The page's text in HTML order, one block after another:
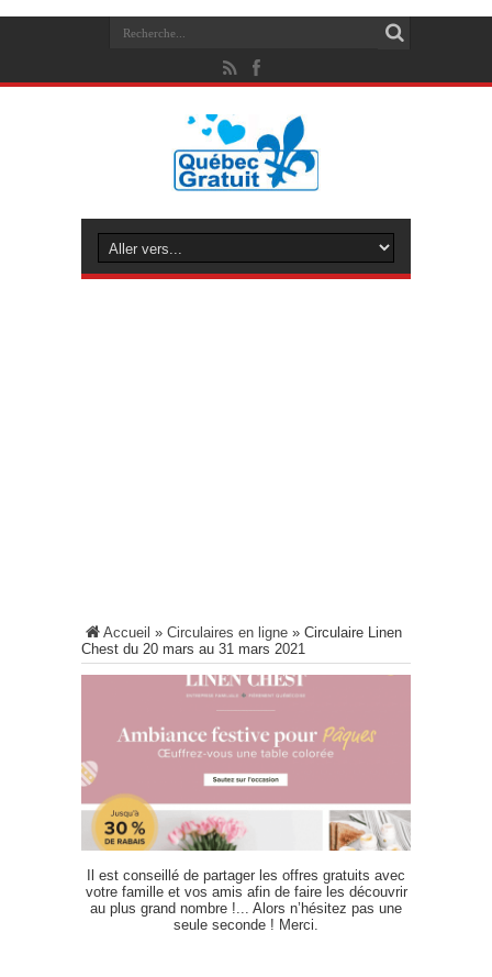
Accueil » Circulaires en ligne » Circulaire Linen
Chest du 20 mars au 31 mars 2021
Il est conseillé de partager les offres gratuits avec
votre famille et vos amis afin de faire les découvrir
au plus grand nombre !... Alors n’hésitez pas une
seule seconde ! Merci.